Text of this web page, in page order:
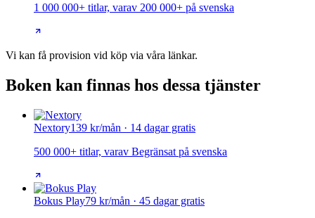
1 000 000+ titlar, varav 200 000+ på svenska
Vi kan få provision vid köp via våra länkar.
Boken kan finnas hos dessa tjänster
Nextory139 kr/mån · 14 dagar gratis
500 000+ titlar, varav Begränsat på svenska
Bokus Play79 kr/mån · 45 dagar gratis